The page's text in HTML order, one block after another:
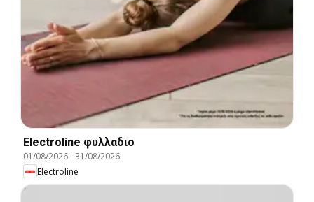
Electroline φυλλαδιο
01/08/2026-31/08/2026
Electroline